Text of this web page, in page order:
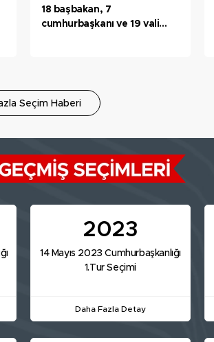
18 başbakan, 7
cumhurbaşkanı ve 19 vali
Seçim Haberi
2023
14 Mayıs 2023 Cumhurbaşkanlığı
1.Tur Seçimi
Daha Fazla Detay